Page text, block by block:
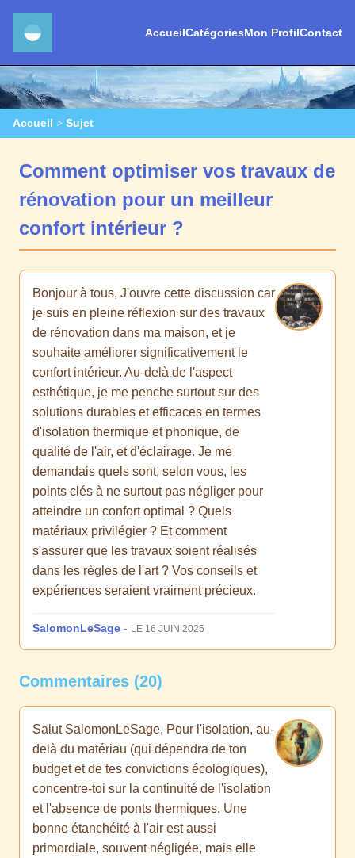
AccueilCatégoriesMon ProfilContact
Accueil > Sujet
Comment optimiser vos travaux de
rénovation pour un meilleur
confort intérieur ?
Bonjour à tous, J'ouvre cette discussion car
je suis en pleine réflexion sur des travaux
de rénovation dans ma maison, et je
souhaite améliorer significativement le
confort intérieur. Au-delà de l'aspect
esthétique, je me penche surtout sur des
solutions durables et efficaces en termes
d'isolation thermique et phonique, de
qualité de l'air, et d'éclairage. Je me
demandais quels sont, selon vous, les
points clés à ne surtout pas négliger pour
atteindre un confort optimal ? Quels
matériaux privilégier ? Et comment
s'assurer que les travaux soient réalisés
dans les règles de l'art ? Vos conseils et
expériences seraient vraiment précieux.
SalomonLeSage - LE 16 JUIN 2025
Commentaires (20)
Salut SalomonLeSage, Pour l'isolation, au-
delà du matériau (qui dépendra de ton
budget et de tes convictions écologiques),
concentre-toi sur la continuité de l'isolation
et l'absence de ponts thermiques. Une
bonne étanchéité à l'air est aussi
primordiale, souvent négligée, mais elle